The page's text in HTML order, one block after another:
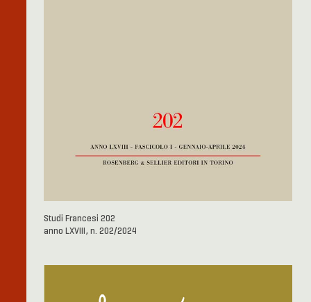
Studi Francesi 202
anno LXVIII, n. 202/2024